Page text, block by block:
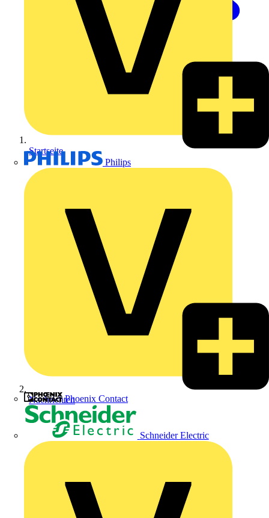
Philips
Phoenix Contact
Schneider Electric
Startseite
Nachrichten